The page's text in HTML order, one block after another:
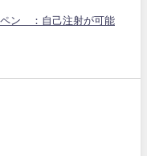
ン®：自己注射が可能